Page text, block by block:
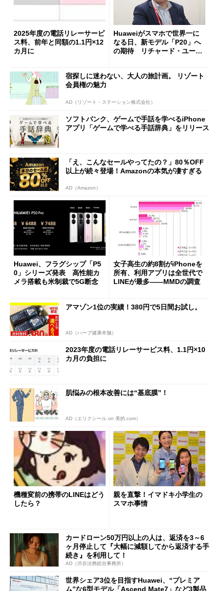
2025年度の電話リレーサービ
ス料、前年と同額の1.1円×12
カ月に
Huaweiがスマホで世界一に
なる日、新モデル「P20」へ
の期待 リチャード・ユーCE
宿探しに迷わない、大人の旅計画。 リゾート
会員権の魅力
AD（リゾート・ステーション株式会社）
ソフトバンク、ゲームで手話を学べるiPhone
アプリ「ゲームで学べる手話辞典」をリリース
「え、こんなセールやってたの？」80％OFF
以上が続々登場！Amazonの本気が凄すぎる
AD（Amazon）
Huawei、フラグシップ「P5
0」シリーズ発表 高性能カ
メラ搭載も米制裁で5G断念
女子高生の約8割がiPhoneを
所有、利用アプリは全世代で
LINEが最多――MMDの調査
アマゾン1位の実績！380円で5日間お試し。
AD（ハーブ健康本舗）
2023年度の電話リレーサービス料、1.1円×10
カ月の負担に
肌悩みの根本改善には“基底膜”！
AD（エリクシール on 美的.com）
機種変前の携帯のLINEはどう
したら？
親を直撃！イマドキ小学生の
スマホ事情
カードローン50万円以上の人は、返済を3～6
ヶ月停止して『大幅に減額してから返済する手
続き』を利用して！
AD（渋谷法務総合事務所）
世界シェア3位を目指すHuawei、“プレミア
ム”な6型モデル「Ascend Mate7」など3製品